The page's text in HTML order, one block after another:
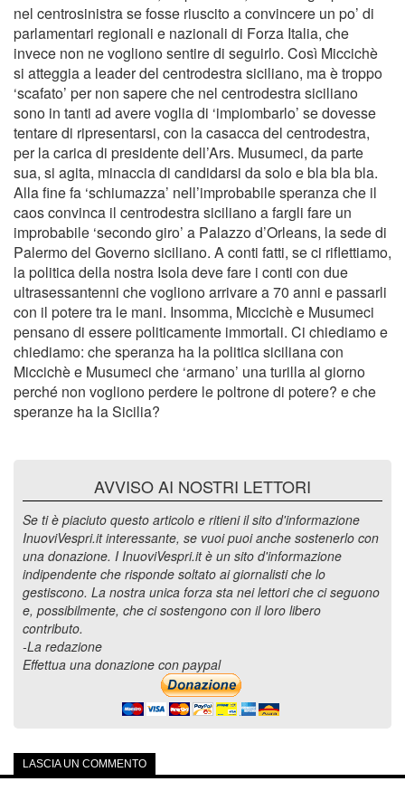
nel centrosinistra se fosse riuscito a convincere un po’ di
parlamentari regionali e nazionali di Forza Italia, che
invece non ne vogliono sentire di seguirlo. Così Miccichè
si atteggia a leader del centrodestra siciliano, ma è troppo
‘scafato’ per non sapere che nel centrodestra siciliano
sono in tanti ad avere voglia di ‘impiombarlo’ se dovesse
tentare di ripresentarsi, con la casacca del centrodestra,
per la carica di presidente dell’Ars. Musumeci, da parte
sua, si agita, minaccia di candidarsi da solo e bla bla bla.
Alla fine fa ‘schiumazza’ nell’improbabile speranza che il
caos convinca il centrodestra siciliano a fargli fare un
improbabile ‘secondo giro’ a Palazzo d’Orleans, la sede di
Palermo del Governo siciliano. A conti fatti, se ci riflettiamo,
la politica della nostra Isola deve fare i conti con due
ultrasessantenni che vogliono arrivare a 70 anni e passarli
con il potere tra le mani. Insomma, Miccichè e Musumeci
pensano di essere politicamente immortali. Ci chiediamo e
chiediamo: che speranza ha la politica siciliana con
Miccichè e Musumeci che ‘armano’ una turilla al giorno
perché non vogliono perdere le poltrone di potere? e che
speranze ha la Sicilia?
AVVISO AI NOSTRI LETTORI
Se ti è piaciuto questo articolo e ritieni il sito d'informazione
InuoviVespri.it interessante, se vuoi puoi anche sostenerlo con
una donazione. I InuoviVespri.it è un sito d'informazione
indipendente che risponde soltato ai giornalisti che lo
gestiscono. La nostra unica forza sta nei lettori che ci seguono
e, possibilmente, che ci sostengono con il loro libero
contributo.
-La redazione
Effettua una donazione con paypal
LASCIA UN COMMENTO